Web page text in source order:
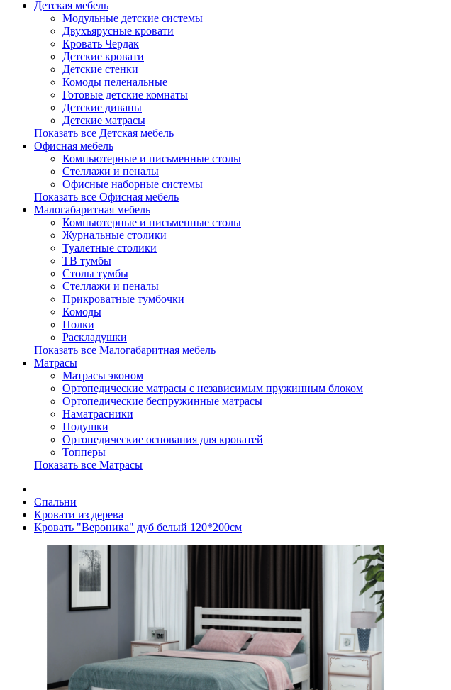
Детская мебель
Модульные детские системы
Двухъярусные кровати
Кровать Чердак
Детские кровати
Детские стенки
Комоды пеленальные
Готовые детские комнаты
Детские диваны
Детские матрасы
Показать все Детская мебель
Офисная мебель
Компьютерные и письменные столы
Стеллажи и пеналы
Офисные наборные системы
Показать все Офисная мебель
Малогабаритная мебель
Компьютерные и письменные столы
Журнальные столики
Туалетные столики
ТВ тумбы
Столы тумбы
Стеллажи и пеналы
Прикроватные тумбочки
Комоды
Полки
Раскладушки
Показать все Малогабаритная мебель
Матрасы
Матрасы эконом
Ортопедические матрасы с независимым пружинным блоком
Ортопедические беспружинные матрасы
Наматрасники
Подушки
Ортопедические основания для кроватей
Топперы
Показать все Матрасы
Спальни
Кровати из дерева
Кровать "Вероника" дуб белый 120*200см